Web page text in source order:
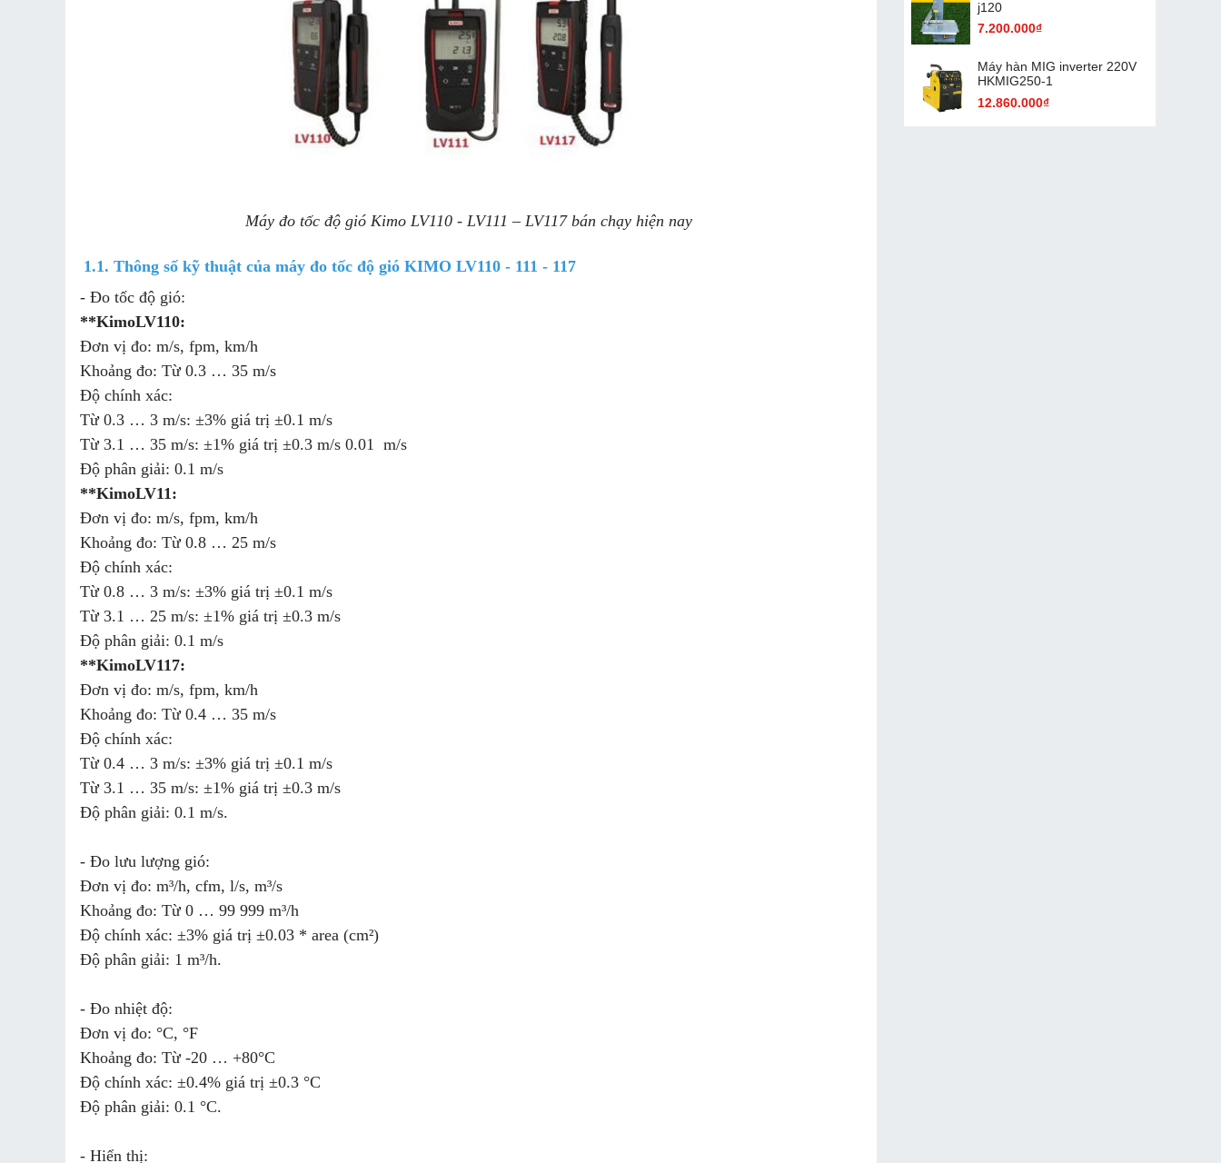
Máy đo tốc độ gió Kimo LV110 - LV111 – LV117 bán chạy hiện nay
1.1. Thông số kỹ thuật của máy đo tốc độ gió KIMO LV110 - 111 - 117
- Đo tốc độ gió:
**KimoLV110:
Đơn vị đo: m/s, fpm, km/h
Khoảng đo: Từ 0.3 … 35 m/s
Độ chính xác:
Từ 0.3 … 3 m/s: ±3% giá trị ±0.1 m/s
Từ 3.1 … 35 m/s: ±1% giá trị ±0.3 m/s 0.01 m/s
Độ phân giải: 0.1 m/s
**KimoLV11:
Đơn vị đo: m/s, fpm, km/h
Khoảng đo: Từ 0.8 … 25 m/s
Độ chính xác:
Từ 0.8 … 3 m/s: ±3% giá trị ±0.1 m/s
Từ 3.1 … 25 m/s: ±1% giá trị ±0.3 m/s
Độ phân giải: 0.1 m/s
**KimoLV117:
Đơn vị đo: m/s, fpm, km/h
Khoảng đo: Từ 0.4 … 35 m/s
Độ chính xác:
Từ 0.4 … 3 m/s: ±3% giá trị ±0.1 m/s
Từ 3.1 … 35 m/s: ±1% giá trị ±0.3 m/s
Độ phân giải: 0.1 m/s.
- Đo lưu lượng gió:
Đơn vị đo: m³/h, cfm, l/s, m³/s
Khoảng đo: Từ 0 … 99 999 m³/h
Độ chính xác: ±3% giá trị ±0.03 * area (cm²)
Độ phân giải: 1 m³/h.
- Đo nhiệt độ:
Đơn vị đo: °C, °F
Khoảng đo: Từ -20 … +80°C
Độ chính xác: ±0.4% giá trị ±0.3 °C
Độ phân giải: 0.1 °C.
- Hiển thị:
j120
7.200.000₫
Máy hàn MIG inverter 220V
HKMIG250-1
12.860.000₫